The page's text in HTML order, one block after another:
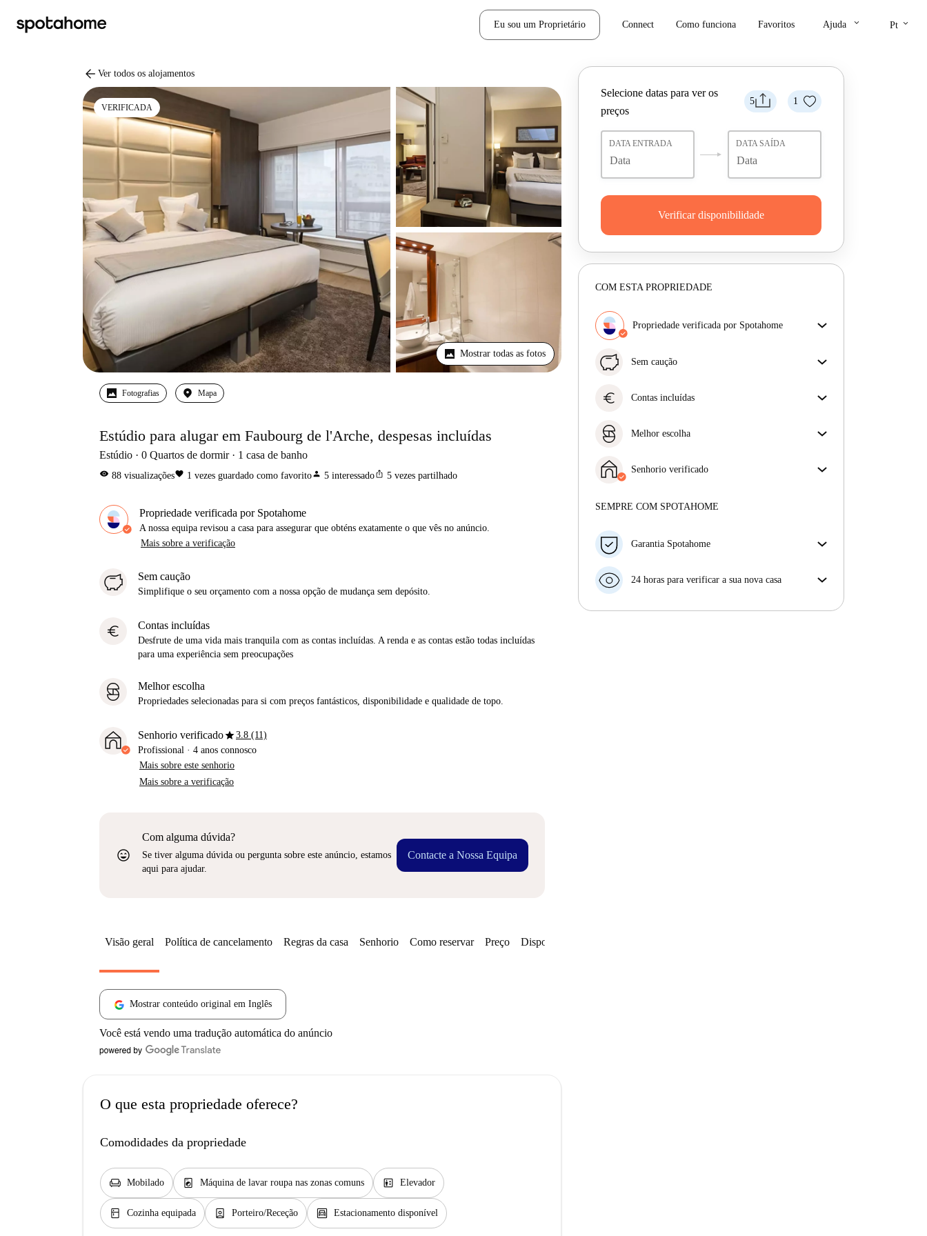
Eu sou um Proprietário Connect Como funciona Favoritos Ajuda keyboard_arrow_down Pt keyboard_arrow_down
arrow_back Ver todos os alojamentos
VERIFICADA
Mostrar todas as fotos
Fotografias Mapa
Estúdio para alugar em Faubourg de l'Arche, despesas incluídas
Estúdio 0 Quartos de dormir 1 casa de banho
visibility 88 visualizaçõesfavorite 1 vezes guardado como favoritoperson 5 interessadoios_share 5 vezes partilhado
Propriedade verificada por Spotahome
A nossa equipa revisou a casa para assegurar que obténs exatamente o que vês no anúncio.
Mais sobre a verificação
Sem caução
Simplifique o seu orçamento com a nossa opção de mudança sem depósito.
euro Contas incluídas
Desfrute de uma vida mais tranquila com as contas incluídas. A renda e as contas estão todas incluídas
para uma experiência sem preocupações
Melhor escolha
Propriedades selecionadas para si com preços fantásticos, disponibilidade e qualidade de topo.
Senhorio verificadostar3.8 (11)
Profissional · 4 anos connosco
Mais sobre este senhorio
Mais sobre a verificação
sentiment_very_satisfied
Com alguma dúvida?
Se tiver alguma dúvida ou pergunta sobre este anúncio, estamos
aqui para ajudar.
Contacte a Nossa Equipa
5 1
Selecione datas para ver os
preços
DATA ENTRADA DATA SAÍDA
Verificar disponibilidade
COM ESTA PROPRIEDADE
Propriedade verificada por Spotahome
obténs exatamente o que vês no anúncio.
Sem caução
mudança sem depósito.
euro Contas incluídas
incluídas. A renda e as contas estão todas incluídas
Melhor escolha
fantásticos, disponibilidade e qualidade de topo.
Senhorio verificado
Mais sobre este senhorio
SEMPRE COM SPOTAHOME
Garantia Spotahome
antecedência, nós iremos A) pagar um hotel e ajudá-
seu dinheiro na totalidade.
24 horas para verificar a sua nova casa
Visão geral Política de cancelamento Regras da casa Senhorio Como reservar Preço Disponibilidades
Mostrar conteúdo original em Inglês
Você está vendo uma tradução automática do anúncio
O que esta propriedade oferece?
Comodidades da propriedade
chair Mobilado local_laundry_service Máquina de lavar roupa nas zonas comuns elevator Elevador
kitchen Cozinha equipada person_book Porteiro/Receção garage Estacionamento disponível